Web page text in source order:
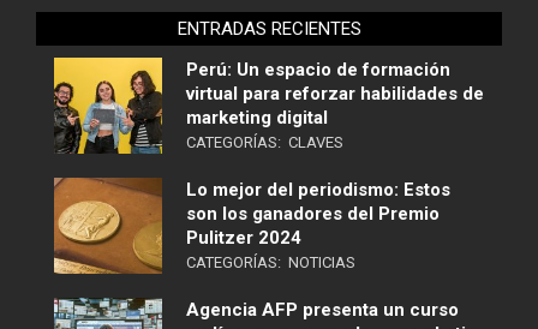
ENTRADAS RECIENTES
Perú: Un espacio de formación
virtual para reforzar habilidades de
marketing digital
CATEGORÍAS: CLAVES
Lo mejor del periodismo: Estos
son los ganadores del Premio
Pulitzer 2024
CATEGORÍAS: NOTICIAS
Agencia AFP presenta un curso